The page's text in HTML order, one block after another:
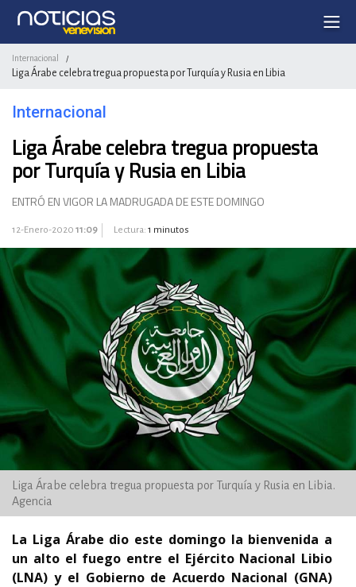
Internacional /
Liga Árabe celebra tregua propuesta por Turquía y Rusia en Libia
Internacional
Liga Árabe celebra tregua propuesta
por Turquía y Rusia en Libia
ENTRÓ EN VIGOR LA MADRUGADA DE ESTE DOMINGO
12-Enero-2020 11:09 Lectura: 1 minutos
Liga Árabe celebra tregua propuesta por Turquía y Rusia en Libia.
Agencia
La Liga Árabe dio este domingo la bienvenida a
un alto el fuego entre el Ejército Nacional Libio
(LNA) y el Gobierno de Acuerdo Nacional (GNA)